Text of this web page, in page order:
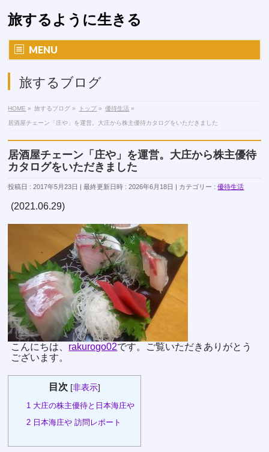
旅するように生きる
MENU
旅するブログ
HOME » 旅するブログ » トップ » 優待生活 »
居酒屋チェーン「庄や」を運営。大庄から株主優待カタログをいただきました
居酒屋チェーン「庄や」を運営。大庄から株主優待
カタログをいただきました
投稿日 : 2017年5月23日 最終更新日時 : 2026年6月18日 カテゴリー :優待生活
(2021.06.29)
こんにちは、 rakurogo02です。ご覧いただきありがとう
ございます。
目次 [非表示]
1 大庄の株主優待と日本海庄や
2 日本海庄や 訪問レポート